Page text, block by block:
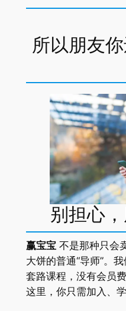
所以朋友
别担心
赢宝宝 不是那种只会
大饼的普通“导师”。我
套路课程，没有会员
这里，你只需加入、